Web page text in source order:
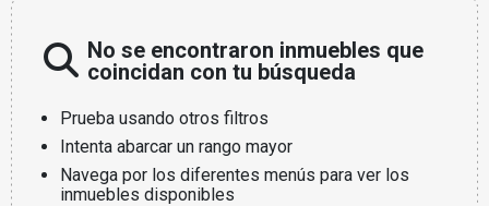
No se encontraron inmuebles que
coincidan con tu búsqueda
Prueba usando otros filtros
Intenta abarcar un rango mayor
Navega por los diferentes menús para ver los
inmuebles disponibles